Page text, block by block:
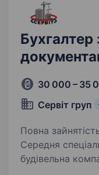
Бухгалтер
30 000 – 35
Сервіт груп
Повна
Середня спеціальна
будівельна